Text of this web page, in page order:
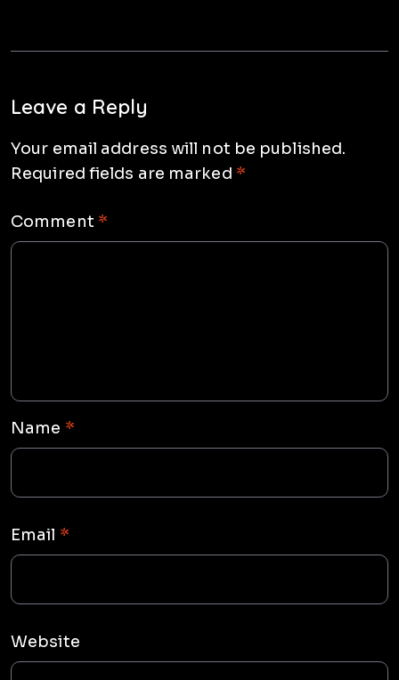
Leave a Reply
Your email address will not be published.
Required fields are marked *
Comment *
Name *
Email *
Website